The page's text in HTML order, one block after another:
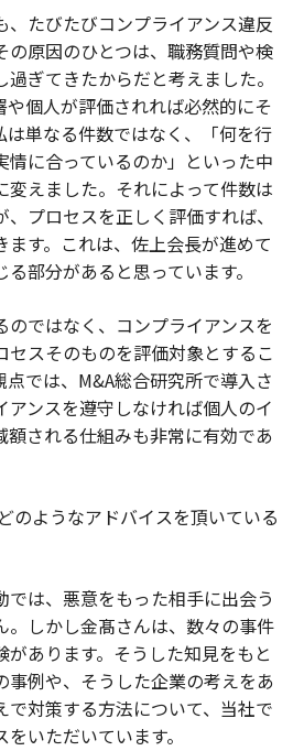
、たびたびコンプライアンス違反
の原因のひとつは、職務質問や検
ぎてきたからだと考えました。
や個人が評価されれば必然的にそ
は単なる件数ではなく、「何を行
情に合っているのか」といった中
変えました。それによって件数は
プロセスを正しく評価すれば、
す。これは、佐上会長が進めて
部分があると思っています。
のではなく、コンプライアンスを
セスそのものを評価対象とするこ
点では、M&A総合研究所で導入さ
アンスを遵守しなければ個人のイ
額される仕組みも非常に有効であ
ようなアドバイスを頂いている
では、悪意をもった相手に出会う
。しかし金髙さんは、数々の事件
あります。そうした知見をもと
事例や、そうした企業の考えをあ
で対策する方法について、当社で
いただいています。